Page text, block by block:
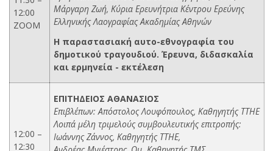
12:00
ΖΟΟΜ
Μάργαρη Ζωή, Κύρια Ερευνήτρια Κέντρου Ερεύνης
Ελληνικής Λαογραφίας Ακαδημίας Αθηνών
Η παραστασιακή αυτο-εθνογραφία του
δημοτικού τραγουδιού. Έρευνα, διδασκαλία
και ερμηνεία - εκτέλεση
12:00 –
12:30
ΕΠΙΤΗΔΕΙΟΣ ΑΘΑΝΑΣΙΟΣ
Επιβλέπων: Απόστολος Λουφόπουλος, Καθηγητής ΤΤΗΕ
Λοιπά μέλη τριμελούς συμβουλευτικής επιτροπής:
Ιωάννης Ζάννος, Καθηγητής ΤΤΗΕ,